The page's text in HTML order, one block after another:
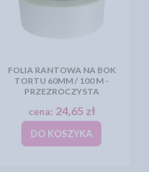
FOLIA RANTOWA NA BOK
TORTU 60MM / 100 M -
PRZEZROCZYSTA
cena: 24,65 zł
DO KOSZYKA